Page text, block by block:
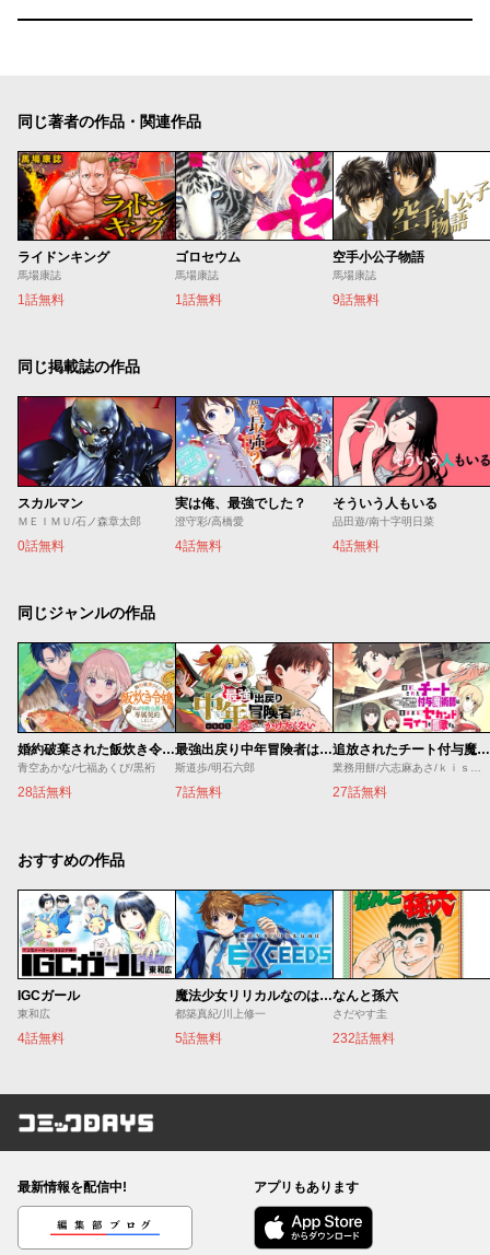
同じ著者の作品・関連作品
ライドンキング
馬場康誌
1話無料
ゴロセウム
馬場康誌
1話無料
空手小公子物語
馬場康誌
9話無料
同じ掲載誌の作品
スカルマン
ＭＥＩＭＵ/石ノ森章太郎
0話無料
実は俺、最強でした？
澄守彩/高橋愛
4話無料
そういう人もいる
品田遊/南十字明日菜
4話無料
同じジャンルの作品
婚約破棄された飯炊き令嬢の私は冷酷公爵と専属契約しました～ですが胃袋を掴んだ結果、冷たかった公爵様がどんどん優しくなっています～
青空あかな/七福あくび/黒裄
28話無料
最強出戻り中年冒険者は、今さら命なんてかけたくない
斯道歩/明石六郎
7話無料
追放されたチート付与魔術師は気ままなセカンドライフを謳歌する。 ～俺は武器だけじゃなく、あらゆるものに『強化ポイント』を付与できるし、俺の意思でいつでも効果を解除できるけど、残った人たち大丈夫？～
業務用餅/六志麻あさ/ｋｉｓｕｉ
27話無料
おすすめの作品
IGCガール
東和広
4話無料
魔法少女リリカルなのは EXCEEDS
都築真紀/川上修一
5話無料
なんと孫六
さだやす圭
232話無料
コミックDAYS
最新情報を配信中!
編集部ブログ
アプリもあります